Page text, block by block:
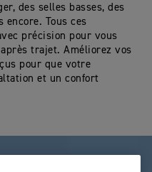
des selles basses, des
Tous ces
précision pour vous
trajet. Améliorez vos
pour que votre
et un confort